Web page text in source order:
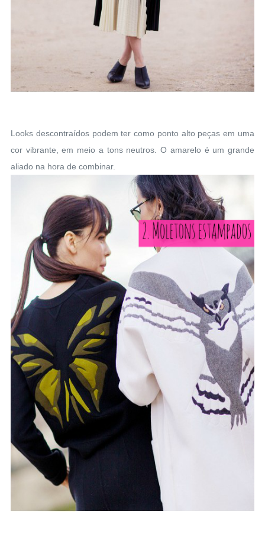
Looks descontraídos podem ter como ponto alto peças em uma
cor vibrante, em meio a tons neutros. O amarelo é um grande
aliado na hora de combinar.